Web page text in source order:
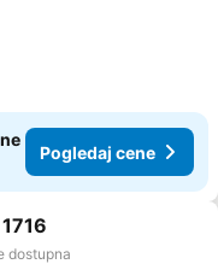
Pogledaj cene
favorite
dostupna